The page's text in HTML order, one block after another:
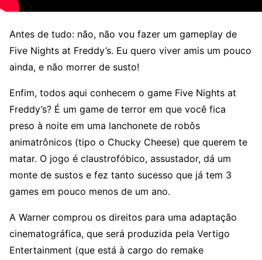
Antes de tudo: não, não vou fazer um gameplay de
Five Nights at Freddy’s. Eu quero viver amis um pouco
ainda, e não morrer de susto!
Enfim, todos aqui conhecem o game Five Nights at
Freddy’s? É um game de terror em que você fica
preso à noite em uma lanchonete de robôs
animatrônicos (tipo o Chucky Cheese) que querem te
matar. O jogo é claustrofóbico, assustador, dá um
monte de sustos e fez tanto sucesso que já tem 3
games em pouco menos de um ano.
A Warner comprou os direitos para uma adaptação
cinematográfica, que será produzida pela Vertigo
Entertainment (que está à cargo do remake